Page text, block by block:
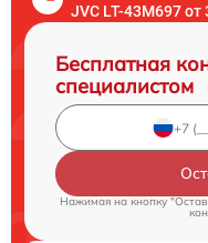
JVC LT-43M697 от
Бесплатная
специалистом
Нажимая на кнопку